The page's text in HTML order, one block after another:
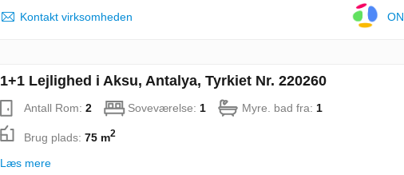
Kontakt virksomheden
1+1 Lejlighed i Aksu, Antalya, Tyrkiet Nr. 220260
Antall Rom: 2 Soveværelse: 1 Myre. bad fra: 1
Brug plads: 75 m2
Læs mere